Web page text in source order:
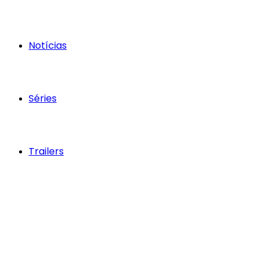
Notícias
Séries
Trailers